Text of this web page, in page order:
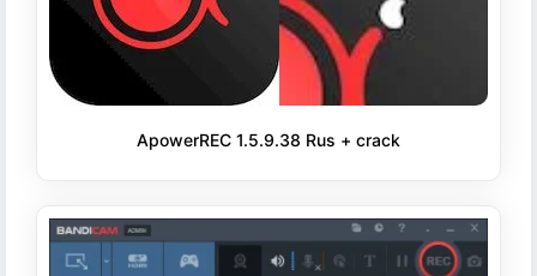
ApowerREC 1.5.9.38 Rus + crack